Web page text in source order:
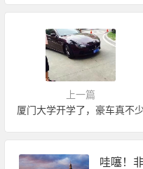
上一篇
厦门大学开学了，豪车真不
哇噻！